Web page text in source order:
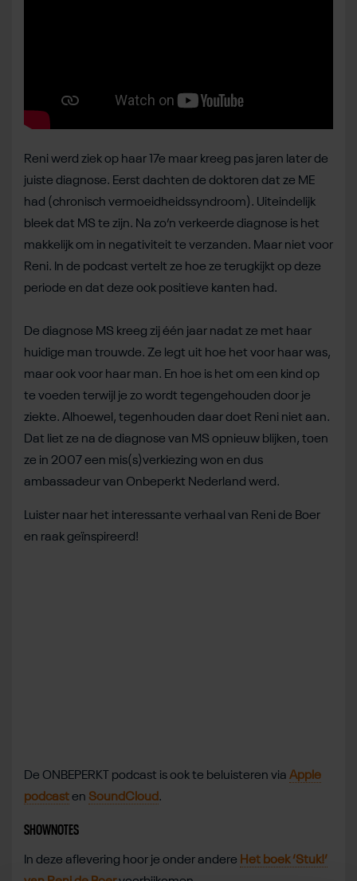
Reni werd ziek op haar 17e maar kreeg pas jaren later de
juiste diagnose. Eerst dachten de doktoren dat ze ME
had (chronisch vermoeidheidssyndroom). Uiteindelijk
bleek dat MS te zijn. Na zo’n verkeerde diagnose is het
makkelijk om in negativiteit te verzanden. Maar niet voor
Reni. In de podcast vertelt ze hoe ze terugkijkt op deze
periode en dat deze ook positieve kanten had.
De diagnose MS kreeg zij één jaar nadat ze met haar
huidige man trouwde. Ze legt uit hoe het voor haar was,
maar ook voor haar man. En hoe is het om een kind op
te voeden terwijl je zo wordt tegengehouden door je
ziekte. Alhoewel, tegenhouden daar doet Reni niet aan.
Dat liet ze na de diagnose van MS opnieuw blijken, toen
ze in 2007 een mis(s)verkiezing won en dus
ambassadeur van Onbeperkt Nederland werd.
Luister naar het interessante verhaal van Reni de Boer
en raak geïnspireerd!
De ONBEPERKT podcast is ook te beluisteren via Apple
podcasten SoundCloud.
SHOWNOTES
In deze aflevering hoor je onder andere Het boek ‘Stuk!’